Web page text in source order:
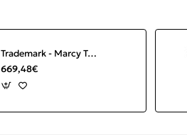
Trademark - Marcy Τραπέζι τρόλεϊ από γαλβανισμένο σίδερο Υ:92 x Π:130 x Β:45 cm
669,48€